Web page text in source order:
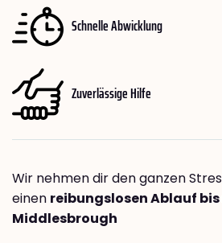
Schnelle Abwicklung
Zuverlässige Hilfe
Wir nehmen dir den ganzen
einen reibungslosen Ablauf
Middlesbrough